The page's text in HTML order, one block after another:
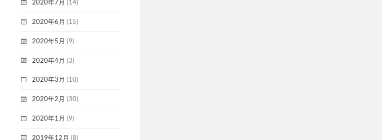
2020年7月 (14)
2020年6月 (15)
2020年5月 (9)
2020年4月 (3)
2020年3月 (10)
2020年2月 (30)
2020年1月 (9)
2019年12月 (8)